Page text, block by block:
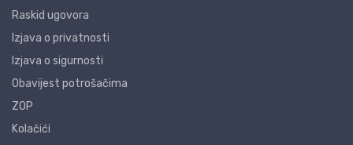
Raskid ugovora
Izjava o privatnosti
Izjava o sigurnosti
Obavijest potrošačima
ZOP
Kolačići